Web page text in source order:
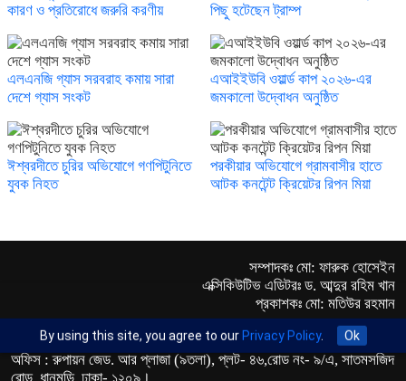
কারণ ও প্রতিরোধে জরুরি করণীয়
পিছু হটেছেন ট্রাম্প
এলএনজি গ্যাস সরবরাহ কমায় সারা
দেশে গ্যাস সংকট
এআইইউবি ওয়ার্ল্ড কাপ ২০২৬-এর
জমকালো উদ্বোধন অনুষ্ঠিত
ঈশ্বরদীতে চুরির অভিযোগে গণপিটুনিতে
যুবক নিহত
পরকীয়ার অভিযোগে গ্রামবাসীর হাতে
আটক কনটেন্ট ক্রিয়েটর রিপন মিয়া
সম্পাদকঃ মো: ফারুক হোসেইন
এক্সিকিউটিভ এডিটরঃ ড. আব্দুর রহিম খান
প্রকাশকঃ মো: মতিউর রহমান
অফিস : রুপায়ন জেড. আর প্লাজা (৯তলা), প্লট- ৪৬,রোড নং- ৯/এ, সাতমসজিদ
By using this site, you agree to ourPrivacy Policy. Ok